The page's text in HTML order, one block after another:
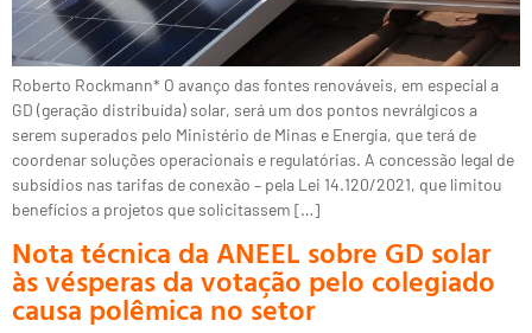
Roberto Rockmann* O avanço das fontes renováveis, em especial a
GD (geração distribuída) solar, será um dos pontos nevrálgicos a
serem superados pelo Ministério de Minas e Energia, que terá de
coordenar soluções operacionais e regulatórias. A concessão legal de
subsídios nas tarifas de conexão – pela Lei 14.120/2021, que limitou
benefícios a projetos que solicitassem […]
Nota técnica da ANEEL sobre GD solar
às vésperas da votação pelo colegiado
causa polêmica no setor